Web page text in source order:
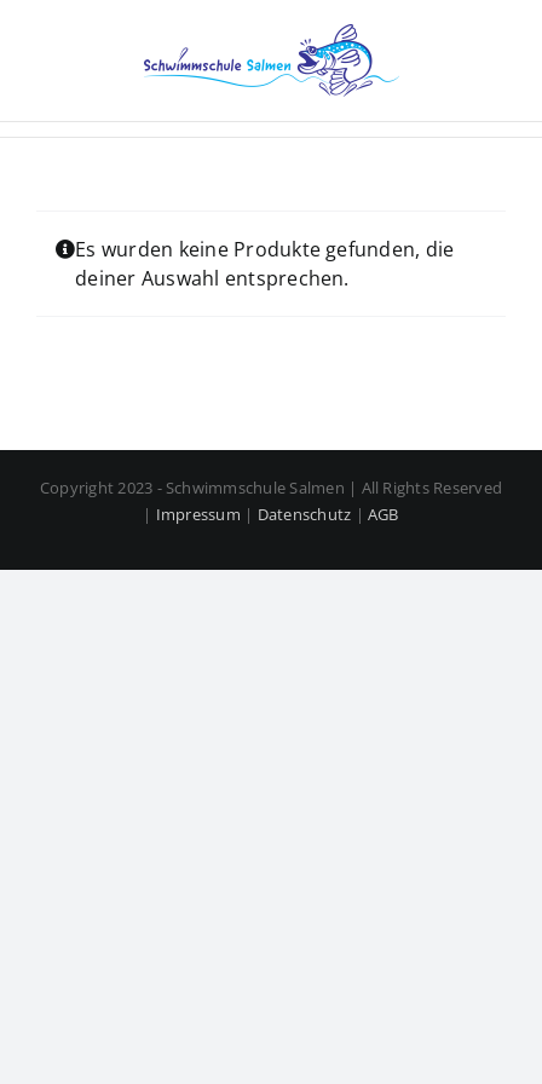
Es wurden keine Produkte gefunden, die
deiner Auswahl entsprechen.
Copyright 2023 - Schwimmschule Salmen | All Rights Reserved
| Impressum | Datenschutz |AGB